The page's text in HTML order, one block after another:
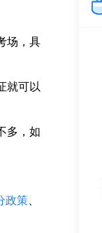
场，具
就可以
多，如
政策